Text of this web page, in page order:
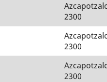
2300
2300
2300